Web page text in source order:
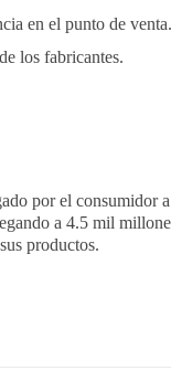
en el punto de venta.
los fabricantes.
por el consumidor
a 4.5 mil
productos.